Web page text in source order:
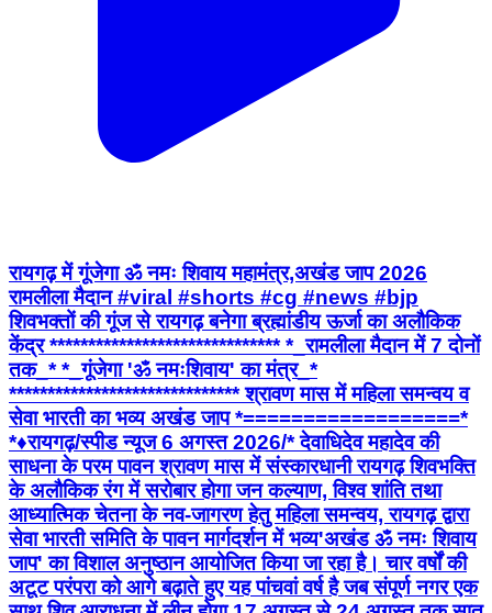
रायगढ़ में गूंजेगा ॐ नमः शिवाय महामंत्र,अखंड जाप 2026
रामलीला मैदान #viral #shorts #cg #news #bjp
शिवभक्तों की गूंज से रायगढ़ बनेगा ब्रह्मांडीय ऊर्जा का अलौकिक
केंद्र ****************************** *_रामलीला मैदान में 7 दोनों
तक_* *_गूंजेगा 'ॐ नमःशिवाय' का मंत्र_*
****************************** श्रावण मास में महिला समन्वय व
सेवा भारती का भव्य अखंड जाप *==================*
*♦रायगढ़/स्पीड न्यूज 6 अगस्त 2026/* देवाधिदेव महादेव की
साधना के परम पावन श्रावण मास में संस्कारधानी रायगढ़ शिवभक्ति
के अलौकिक रंग में सरोबार होगा जन कल्याण, विश्व शांति तथा
आध्यात्मिक चेतना के नव-जागरण हेतु महिला समन्वय, रायगढ़ द्वारा
सेवा भारती समिति के पावन मार्गदर्शन में भव्य'अखंड ॐ नमः शिवाय
जाप' का विशाल अनुष्ठान आयोजित किया जा रहा है। चार वर्षों की
अटूट परंपरा को आगे बढ़ाते हुए यह पांचवां वर्ष है जब संपूर्ण नगर एक